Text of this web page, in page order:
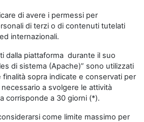
di avere i permessi per
di terzi o di contenuti tutelati
internazionali.
dalla piattaforma durante il suo
di sistema (Apache)” sono utilizzati
sopra indicate e conservati per
a svolgere le attività
corrisponde a 30 giorni (*).
come limite massimo per